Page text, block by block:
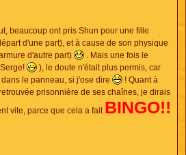
beaucoup ont pris Shun pour une fille
d'une part), et à cause de son physique
d'autre part)
. Mais une fois le
), le doute n'était plus permis, car
le panneau, si j'ose dire
! Quant à
prisonnière de ses chaînes, je dirais
vite, parce que cela a fait BINGO!!